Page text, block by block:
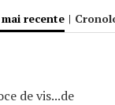
mai recente |
de vis...de